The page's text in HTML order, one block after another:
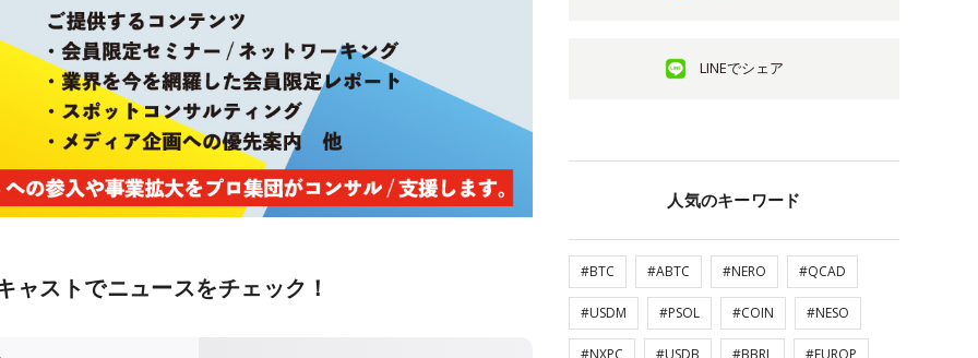
ャストでニュースをチェック！
LINEでシェア
人気のキーワード
#BTC #ABTC #NERO #QCAD
#USDM #PSOL #COIN #NESO
#NXPC #USDB #BBRL #EUROP